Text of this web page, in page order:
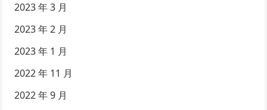
2023 年 3 月
2023 年 2 月
2023 年 1 月
2022 年 11 月
2022 年 9 月